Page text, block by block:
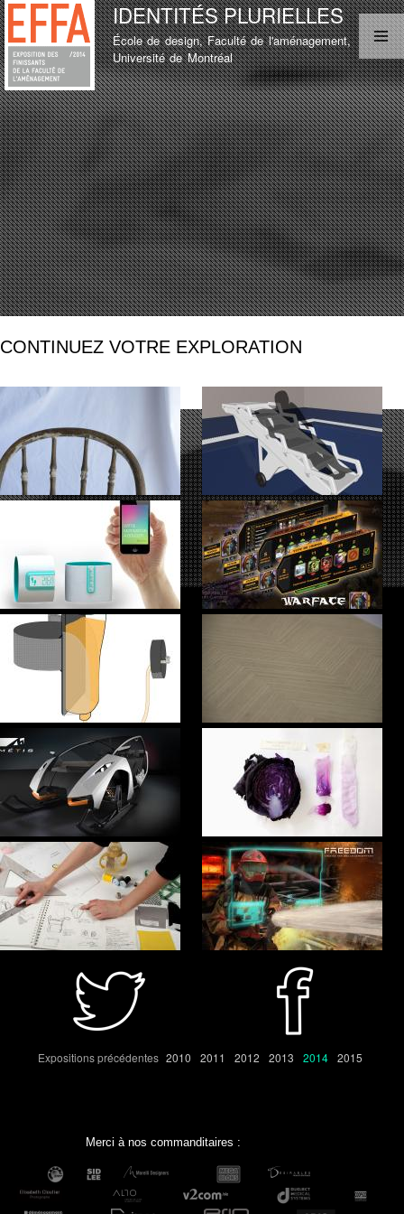
Aller au
contenu
principal
IDENTITÉS PLURIELLES
École de design, Faculté de l'aménagement,
Université de Montréal
MENU PRINCIPAL
LISTE D'ÉTUDIANT
TEST
LISTE D'ÉTUDIANT
CONTINUEZ VOTRE EXPLORATION
Expositions précédentes 2010 2011 2012 2013 2014 2015
Merci à nos commanditaires :